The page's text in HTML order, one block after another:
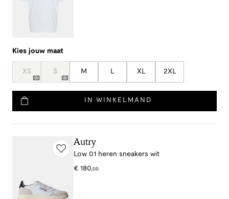
Kies jouw maat
XS S M L XL 2XL
IN WINKELMAND
Autry
Low 01 heren sneakers wit
€ 180,00